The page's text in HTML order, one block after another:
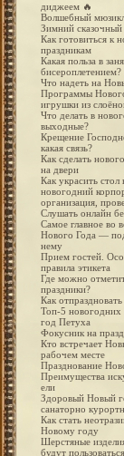
диджеем 🔥
Волшебный
Зимний
Как готовиться к
праздникам
Какая польза в
бисероплетением?
Что надеть на
Программы
игрушки из
Что делать в
выходные?
Крещение
какая связь?
Как сделать
на двери
Как украсить
новогодний
организация,
Слушать онлайн
Самое главное во
Нового Года —
нему
Прием гостей.
правила этикета
Где можно
праздники?
Как
Топ-5 новогодних
год Петуха
Фокусник на
Кто встречает
рабочем месте
Празднование
Преимущества
ели
Здоровый Новый
санаторно
Как стать
Новому году
Шерстяные
будут